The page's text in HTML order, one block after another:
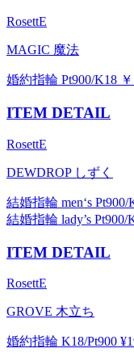
RosettE
MAGIC 魔法
婚約指輪 Pt900/K18
ITEM DETAIL
RosettE
DEWDROP しずく
結婚指輪 men‘s
結婚指輪 lady’s Pt900/
ITEM DETAIL
RosettE
GROVE 木立ち
婚約指輪 K18/Pt900